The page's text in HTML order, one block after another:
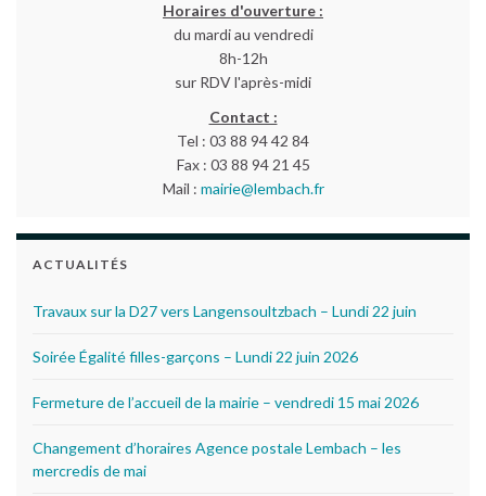
Horaires d'ouverture :
du mardi au vendredi
8h-12h
sur RDV l'après-midi
Contact :
Tel : 03 88 94 42 84
Fax : 03 88 94 21 45
Mail : mairie@lembach.fr
ACTUALITÉS
Travaux sur la D27 vers Langensoultzbach – Lundi 22 juin
Soirée Égalité filles-garçons – Lundi 22 juin 2026
Fermeture de l’accueil de la mairie – vendredi 15 mai 2026
Changement d’horaires Agence postale Lembach – les
mercredis de mai